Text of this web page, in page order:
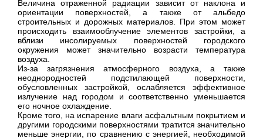
Величина отраженной радиации зависит от наклона и
ориентации поверхностей, а также от альбедо
строительных и дорожных материалов. При этом может
происходить взаимооблучение элементов застройки, а
вблизи инсолируемых поверхностей городского
окружения может значительно возрасти температура
воздуха.
Из-за загрязнения атмосферного воздуха, а также
неоднородностей подстилающей поверхности,
обусловленных застройкой, ослабляется эффективное
излучение над городом и соответственно уменьшается
его ночное охлаждение.
Кроме того, на испарение влаги асфальтным покрытием и
другими городскими поверхностями тратится значительно
меньше энергии, по сравнению с энергией, необходимой